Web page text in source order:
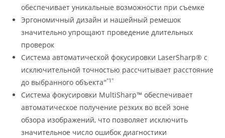
обеспечивает уникальные возможности при съемке
Эргономичный дизайн и нашейный ремешок
значительно упрощают проведение длительных
проверок
Система автоматической фокусировки LaserSharp® с
исключительной точностью рассчитывает расстояние
до выбранного объекта="1"
Система фокусировки MultiSharp™ обеспечивает
автоматическое получение резких во всей зоне
обзора изображений, что позволяет исключить
значительное число ошибок диагностики